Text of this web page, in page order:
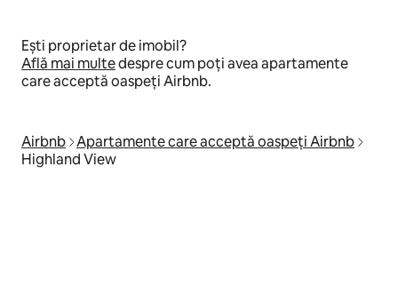
Ești proprietar de imobil?
Află mai multedespre cum poți avea apartamente
care acceptă oaspeți Airbnb.
Airbnb Apartamente care acceptă oaspeți Airbnb
Highland View